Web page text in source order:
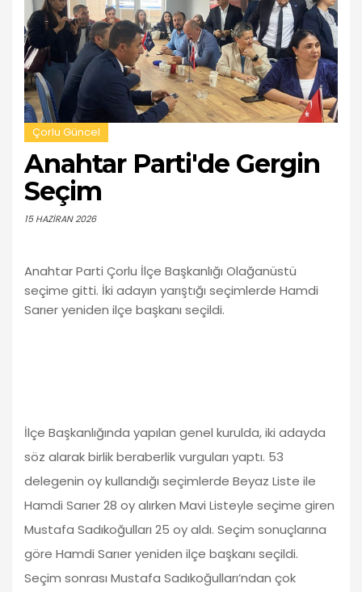
Çorlu Güncel
Anahtar Parti'de Gergin
Seçim
15 HAZIRAN 2026
Anahtar Parti Çorlu İlçe Başkanlığı Olağanüstü
seçime gitti. İki adayın yarıştığı seçimlerde Hamdi
Sarıer yeniden ilçe başkanı seçildi.
İlçe Başkanlığında yapılan genel kurulda, iki adayda
söz alarak birlik beraberlik vurguları yaptı. 53
delegenin oy kullandığı seçimlerde Beyaz Liste ile
Hamdi Sarıer 28 oy alırken Mavi Listeyle seçime giren
Mustafa Sadıkoğulları 25 oy aldı. Seçim sonuçlarına
göre Hamdi Sarıer yeniden ilçe başkanı seçildi.
Seçim sonrası Mustafa Sadıkoğulları’ndan çok